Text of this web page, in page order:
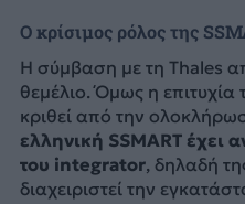
Ο κρίσιμος ρόλος της
Η σύμβαση με τη Thales
θεμέλιο. Όμως η
κριθεί από την
ελληνική SSMART έχει
του integrator, δηλαδή
διαχειριστεί την